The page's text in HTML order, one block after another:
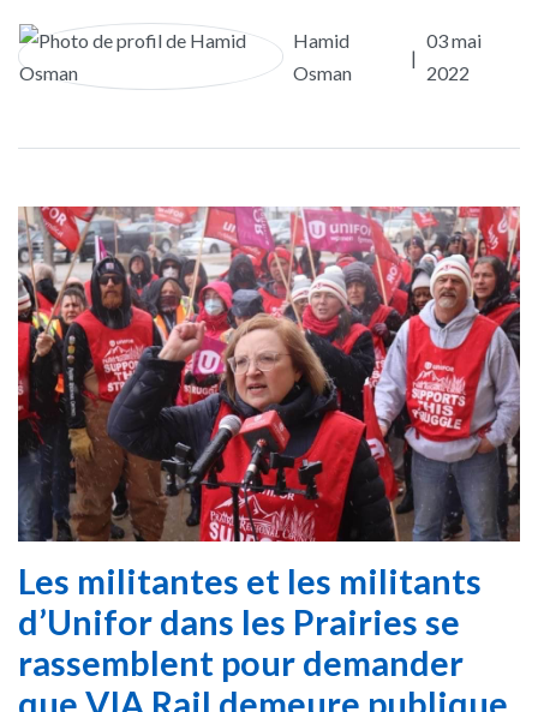
Hamid
Osman
|
03 mai
2022
Les militantes et les militants
d’Unifor dans les Prairies se
rassemblent pour demander
que VIA Rail demeure publique